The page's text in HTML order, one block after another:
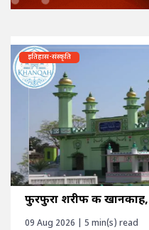
इतिहास-संस्कृति
फुरफुरा शरीफ की
09 Aug 2026 | 5 min(s) read